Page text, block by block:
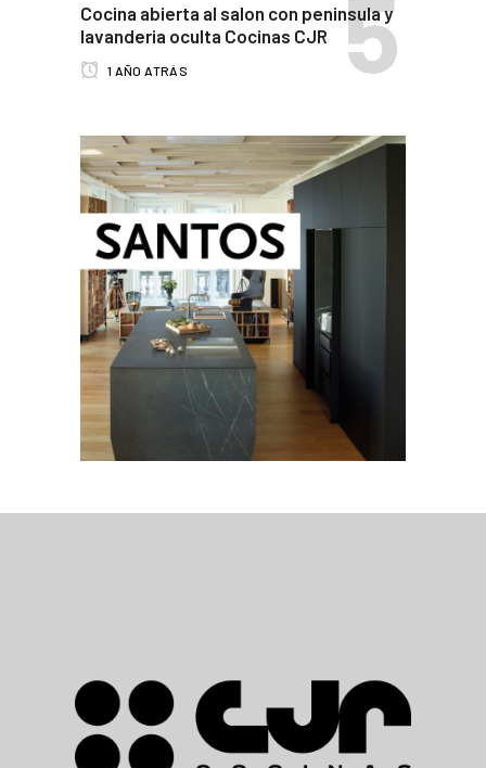
Cocina abierta al salon con peninsula y
lavanderia oculta Cocinas CJR
1 AÑO ATRÁS